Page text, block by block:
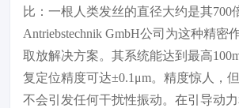
比：一根人类发丝的直径大约是其700
Antriebstechnik GmbH公司为这种精密
取放解决方案。其系统能达到最高
复定位精度可达±0.1μm。精度惊人，
不会引发任何干扰性振动。在引导动力